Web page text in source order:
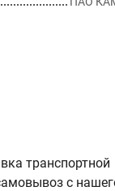
транспортной
с